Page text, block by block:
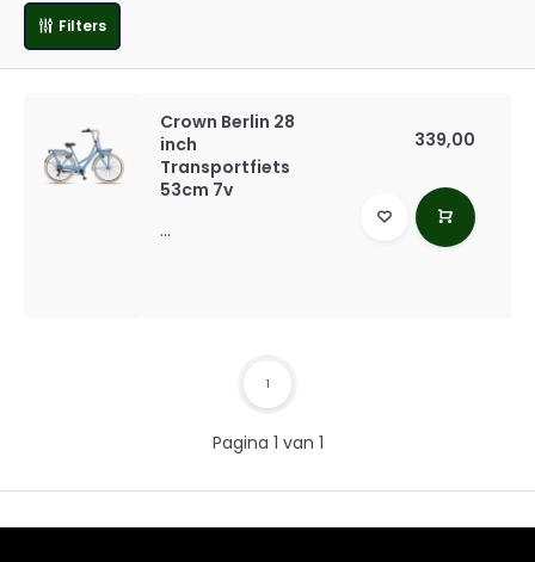
Filters
Crown Berlin 28
inch
Transportfiets
53cm 7v
...
339,00
Pagina 1 van 1
1